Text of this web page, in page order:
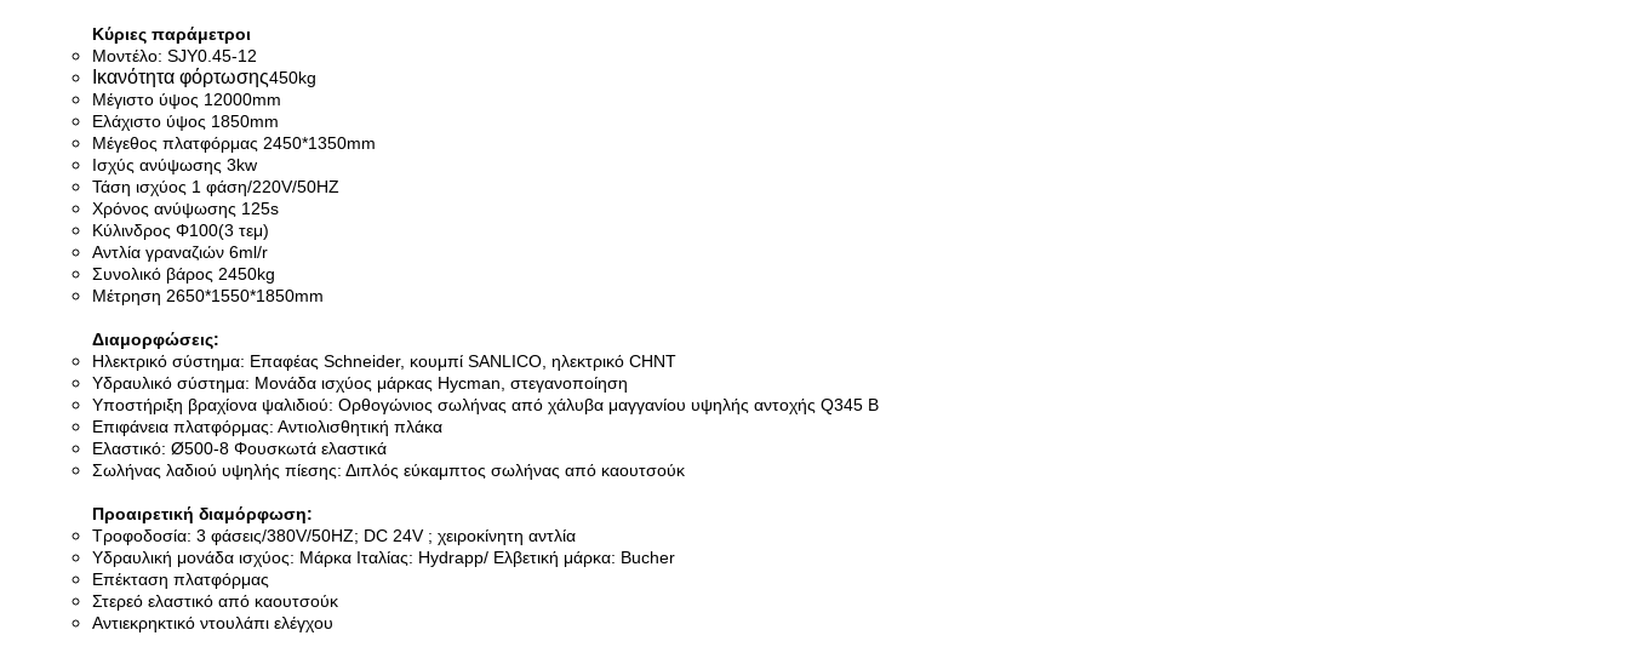
Κύριες παράμετροι
Μοντέλο: SJY0.45-12
Ικανότητα φόρτωσης450kg
Μέγιστο ύψος 12000mm
Ελάχιστο ύψος 1850mm
Μέγεθος πλατφόρμας 2450*1350mm
Ισχύς ανύψωσης 3kw
Τάση ισχύος 1 φάση/220V/50HZ
Χρόνος ανύψωσης 125s
Κύλινδρος Φ100(3 τεμ)
Αντλία γραναζιών 6ml/r
Συνολικό βάρος 2450kg
Μέτρηση 2650*1550*1850mm
Διαμορφώσεις:
Ηλεκτρικό σύστημα: Επαφέας Schneider, κουμπί SANLICO, ηλεκτρικό CHNT
Υδραυλικό σύστημα: Μονάδα ισχύος μάρκας Hycman, στεγανοποίηση
Υποστήριξη βραχίονα ψαλιδιού: Ορθογώνιος σωλήνας από χάλυβα μαγγανίου υψηλής αντοχής Q345 B
Επιφάνεια πλατφόρμας: Αντιολισθητική πλάκα
Ελαστικό: Ø500-8 Φουσκωτά ελαστικά
Σωλήνας λαδιού υψηλής πίεσης: Διπλός εύκαμπτος σωλήνας από καουτσούκ
Προαιρετική διαμόρφωση:
Τροφοδοσία: 3 φάσεις/380V/50HZ; DC 24V ; χειροκίνητη αντλία
Υδραυλική μονάδα ισχύος: Μάρκα Ιταλίας: Hydrapp/ Ελβετική μάρκα: Bucher
Επέκταση πλατφόρμας
Στερεό ελαστικό από καουτσούκ
Αντιεκρηκτικό ντουλάπι ελέγχου